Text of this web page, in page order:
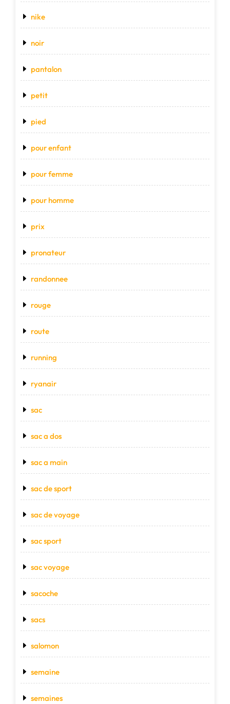
nike
noir
pantalon
petit
pied
pour enfant
pour femme
pour homme
prix
pronateur
randonnee
rouge
route
running
ryanair
sac
sac a dos
sac a main
sac de sport
sac de voyage
sac sport
sac voyage
sacoche
sacs
salomon
semaine
semaines